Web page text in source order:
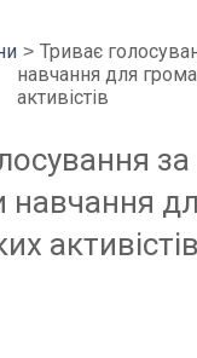
Триває
навчання для
активістів
за
навчання
активістів